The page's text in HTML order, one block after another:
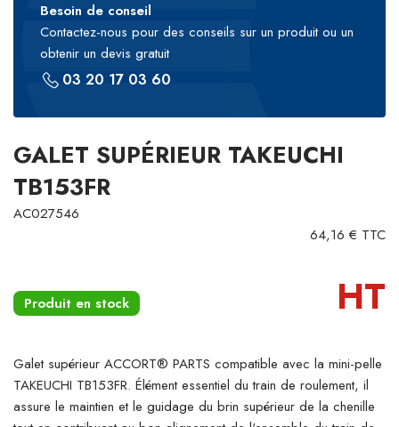
Besoin de conseil
Contactez-nous pour des conseils sur un produit ou un
obtenir un devis gratuit
03 20 17 03 60
GALET SUPÉRIEUR TAKEUCHI
TB153FR
AC027546
64,16 € TTC
Produit en stock HT
Galet supérieur ACCORT® PARTS compatible avec la mini-pelle
TAKEUCHI TB153FR. Élément essentiel du train de roulement, il
assure le maintien et le guidage du brin supérieur de la chenille